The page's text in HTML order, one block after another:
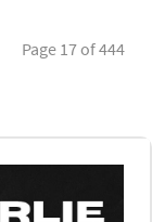
Page 17 of 444